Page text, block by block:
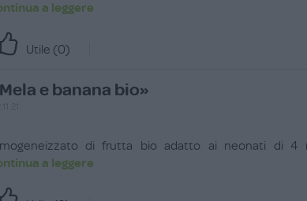
a leggere
Utile (0)
e banana bio»
di frutta bio adatto ai neonati di 4
a leggere